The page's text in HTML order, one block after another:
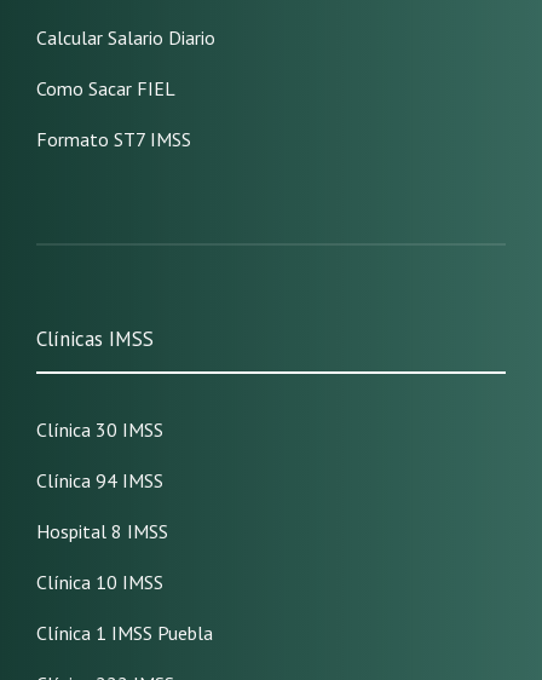
Calcular Salario Diario
Como Sacar FIEL
Formato ST7 IMSS
Clínicas IMSS
Clínica 30 IMSS
Clínica 94 IMSS
Hospital 8 IMSS
Clínica 10 IMSS
Clínica 1 IMSS Puebla